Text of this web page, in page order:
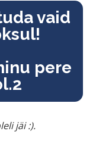
vaid
pere
jäi :).